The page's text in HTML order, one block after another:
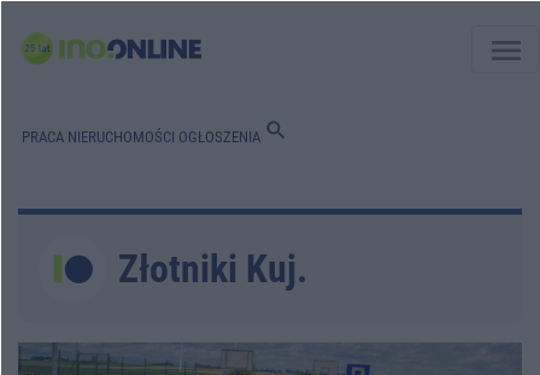
menu
PRACA NIERUCHOMOŚCI OGŁOSZENIA search
Złotniki Kuj.